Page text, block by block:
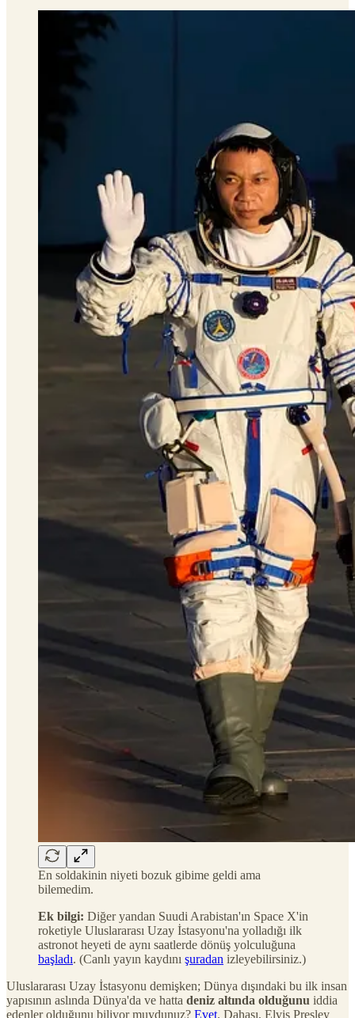
En soldakinin niyeti bozuk gibime geldi ama
bilemedim.
Ek bilgi: Diğer yandan Suudi Arabistan'ın Space X'in
roketiyle Uluslararası Uzay İstasyonu'na yolladığı ilk
astronot heyeti de aynı saatlerde dönüş yolculuğuna
başladı. (Canlı yayın kaydını şuradan izleyebilirsiniz.)
Uluslararası Uzay İstasyonu demişken; Dünya dışındaki bu ilk insan
yapısının aslında Dünya'da ve hatta deniz altında olduğunu iddia
edenler olduğunu biliyor muydunuz? Evet. Dahası, Elvis Presley